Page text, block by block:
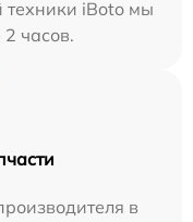
техники iBoto мы
часов.
в